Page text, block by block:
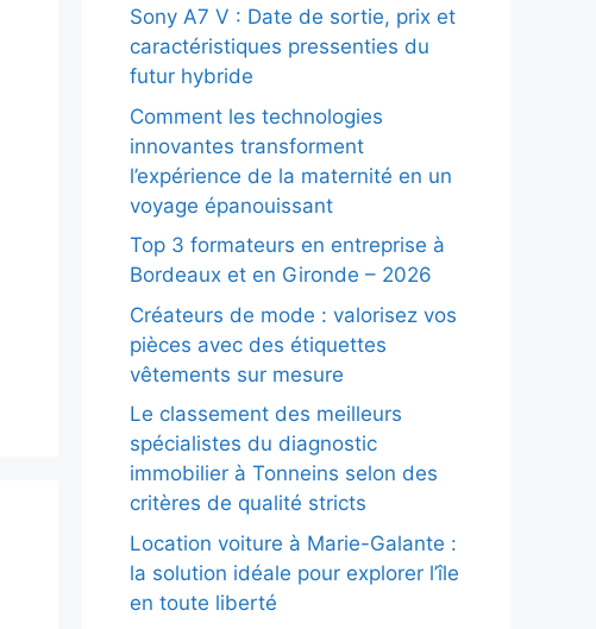
Sony A7 V : Date de sortie, prix et
caractéristiques pressenties du
futur hybride
Comment les technologies
innovantes transforment
l’expérience de la maternité en un
voyage épanouissant
Top 3 formateurs en entreprise à
Bordeaux et en Gironde – 2026
Créateurs de mode : valorisez vos
pièces avec des étiquettes
vêtements sur mesure
Le classement des meilleurs
spécialistes du diagnostic
immobilier à Tonneins selon des
critères de qualité stricts
Location voiture à Marie-Galante :
la solution idéale pour explorer l’île
en toute liberté